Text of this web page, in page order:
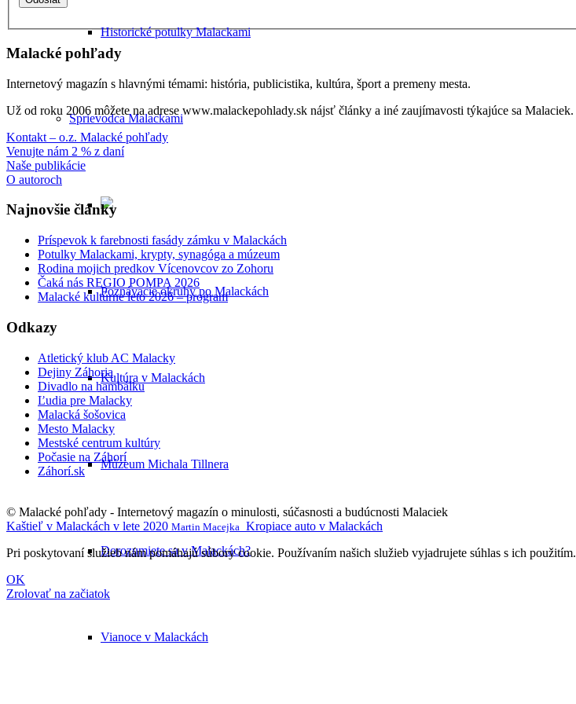
Historické potulky Malackami
Sprievodca Malackami
Poznávacie okruhy po Malackách
Kultúra v Malackách
Múzeum Michala Tillnera
Dorozumiete sa v Malackách?
Vianoce v Malackách
Malacké pohľady
Internetový magazín s hlavnými témami: história, publicistika, kultúra, šport a premeny mesta.
Už od roku 2006 môžete na adrese www.malackepohlady.sk nájsť články a iné zaujímavosti týkajúce sa Malaciek.
Kontakt – o.z. Malacké pohľady
Venujte nám 2 % z daní
Naše publikácie
O autoroch
Najnovšie články
Príspevok k farebnosti fasády zámku v Malackách
Potulky Malackami, krypty, synagóga a múzeum
Rodina mojich predkov Vícenovcov zo Zohoru
Čaká nás REGIO POMPA 2026
Malacké kultúrne leto 2026 – program
Odkazy
Atletický klub AC Malacky
Dejiny Záhoria
Divadlo na hambálku
Ľudia pre Malacky
Malacká šošovica
Mesto Malacky
Mestské centrum kultúry
Počasie na Záhorí
Záhorí.sk
© Malacké pohľady - Internetový magazín o minulosti, súčasnosti a budúcnosti Malaciek
Kaštieľ v Malackách v lete 2020 Martin Macejka Kropiace auto v Malackách
Pri poskytovaní služieb nám pomáhajú súbory cookie. Používaním našich služieb vyjadrujete súhlas s ich použitím.
OK
Zrolovať na začiatok